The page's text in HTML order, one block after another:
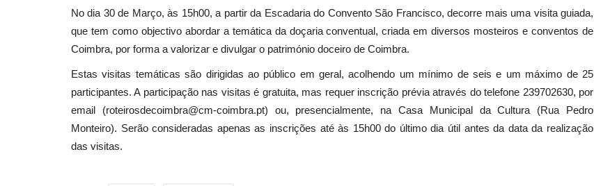
No dia 30 de Março, às 15h00, a partir da Escadaria do Convento São Francisco, decorre mais uma visita guiada,
que tem como objectivo abordar a temática da doçaria conventual, criada em diversos mosteiros e conventos de
Coimbra, por forma a valorizar e divulgar o património doceiro de Coimbra.
Estas visitas temáticas são dirigidas ao público em geral, acolhendo um mínimo de seis e um máximo de 25
participantes. A participação nas visitas é gratuita, mas requer inscrição prévia através do telefone 239702630, por
email (roteirosdecoimbra@cm-coimbra.pt) ou, presencialmente, na Casa Municipal da Cultura (Rua Pedro
Monteiro). Serão consideradas apenas as inscrições até às 15h00 do último dia útil antes da data da realização
das visitas.